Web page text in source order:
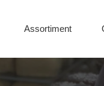
Assortiment